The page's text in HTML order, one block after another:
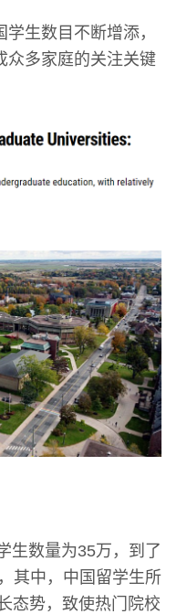
生数目不断增添，
众多家庭的关注关键
生数量为35万，到了
其中，中国留学生所
态势，致使热门院校